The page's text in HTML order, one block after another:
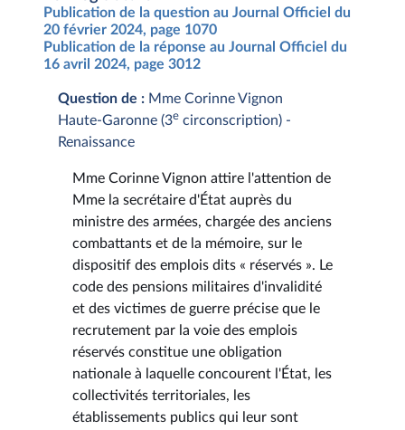
Publication de la question au Journal Officiel du
20 février 2024, page 1070
Publication de la réponse au Journal Officiel du
16 avril 2024, page 3012
Question de : Mme Corinne Vignon
Haute-Garonne (3e circonscription) -
Renaissance
Mme Corinne Vignon attire l'attention de
Mme la secrétaire d'État auprès du
ministre des armées, chargée des anciens
combattants et de la mémoire, sur le
dispositif des emplois dits « réservés ». Le
code des pensions militaires d'invalidité
et des victimes de guerre précise que le
recrutement par la voie des emplois
réservés constitue une obligation
nationale à laquelle concourent l'État, les
collectivités territoriales, les
établissements publics qui leur sont